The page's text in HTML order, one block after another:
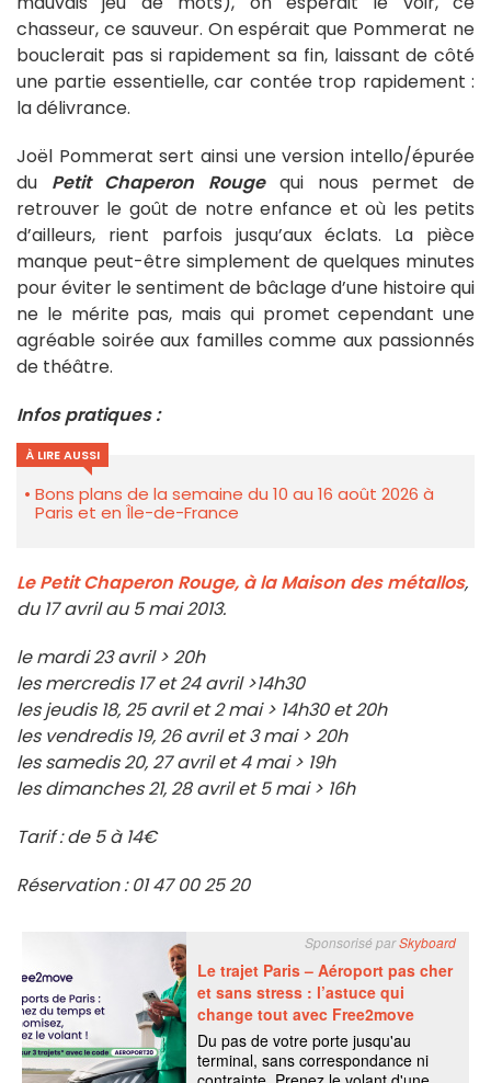
chasseur, ce sauveur. On espérait que Pommerat ne
bouclerait pas si rapidement sa fin, laissant de côté
une partie essentielle, car contée trop rapidement :
la délivrance.
Joël Pommerat sert ainsi une version intello/épurée
du Petit Chaperon Rougequi nous permet de
retrouver le goût de notre enfance et où les petits
d’ailleurs, rient parfois jusqu’aux éclats. La pièce
manque peut-être simplement de quelques minutes
pour éviter le sentiment de bâclage d’une histoire qui
ne le mérite pas, mais qui promet cependant une
agréable soirée aux familles comme aux passionnés
de théâtre.
Infos pratiques :
À LIRE AUSSI
Bons plans de la semaine du 10 au 16 août 2026 à
Paris et en Île-de-France
Le Petit Chaperon Rouge, à la Maison des métallos,
du 17 avril au 5 mai 2013.
le mardi 23 avril > 20h
les mercredis 17 et 24 avril >14h30
les jeudis 18, 25 avril et 2 mai > 14h30 et 20h
les vendredis 19, 26 avril et 3 mai > 20h
les samedis 20, 27 avril et 4 mai > 19h
les dimanches 21, 28 avril et 5 mai > 16h
Tarif : de 5 à 14€
Réservation : 01 47 00 25 20